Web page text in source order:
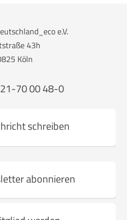
e.V.
43h
Köln
70 00 48-0
schreiben
abonnieren